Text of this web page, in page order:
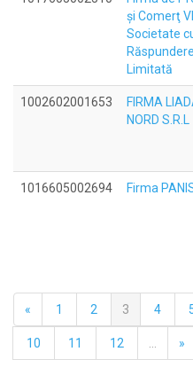
şi Comerţ
Societate
Răspundere
Limitată
1002602001653
FIRMA
NORD S.R.L
1016605002694 Firma PANIS
« 1 2 3 4
10 11 12 »